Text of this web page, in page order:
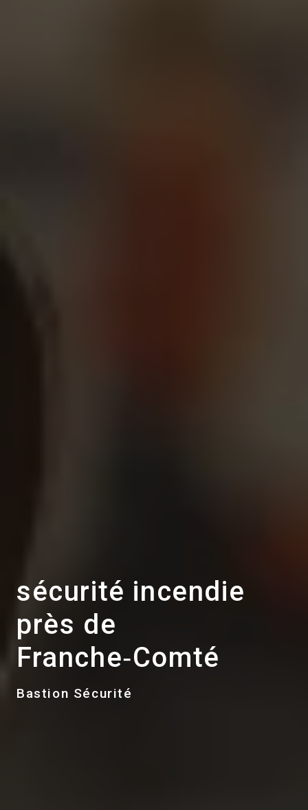
sécurité incendie
près de
Franche‑Comté
Bastion Sécurité